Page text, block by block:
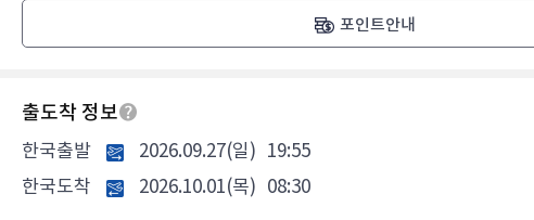
포인트안내
출도착 정보
한국출발 2026.09.27(일) 19:55
한국도착
2026.10.01(목) 08:30